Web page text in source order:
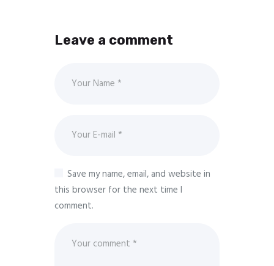
Leave a comment
Save my name, email, and website in
this browser for the next time I
comment.